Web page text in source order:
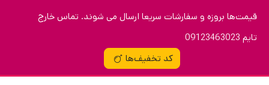
قیمت‌ها بروزه و سفارشات سریعا ارسال می شوند. تماس خارج
تایم 09123463023
کد تخفیف‌ها